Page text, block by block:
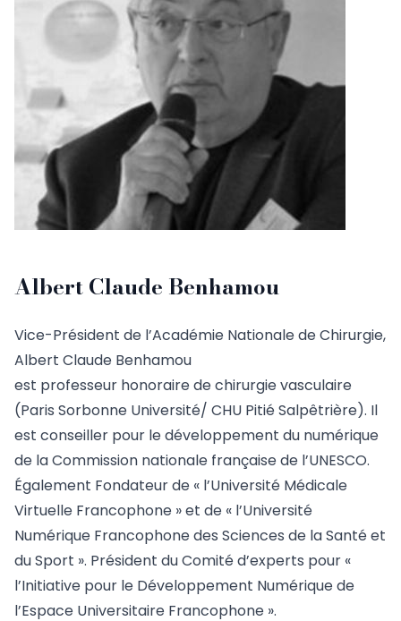
Albert Claude Benhamou
Vice-Président de l’Académie Nationale de Chirurgie,
Albert Claude Benhamou
est professeur honoraire de chirurgie vasculaire
(Paris Sorbonne Université/ CHU Pitié Salpêtrière). Il
est conseiller pour le développement du numérique
de la Commission nationale française de l’UNESCO.
Également Fondateur de « l’Université Médicale
Virtuelle Francophone » et de « l’Université
Numérique Francophone des Sciences de la Santé et
du Sport ». Président du Comité d’experts pour «
l’Initiative pour le Développement Numérique de
l’Espace Universitaire Francophone ».